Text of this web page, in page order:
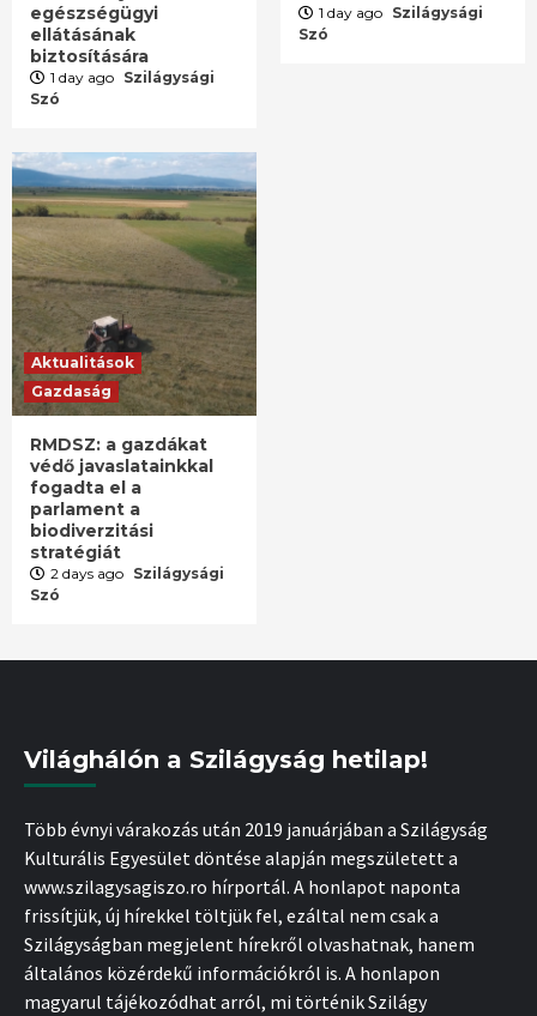
egészségügyi
ellátásának
biztosítására
1 day ago Szilágysági
Szó
1 day ago Szilágysági
Szó
Aktualitások
Gazdaság
RMDSZ: a gazdákat
védő javaslatainkkal
fogadta el a
parlament a
biodiverzitási
stratégiát
2 days ago Szilágysági
Szó
Világhálón a Szilágyság hetilap!
Több évnyi várakozás után 2019 januárjában a Szilágyság
Kulturális Egyesület döntése alapján megszületett a
www.szilagysagiszo.ro hírportál. A honlapot naponta
frissítjük, új hírekkel töltjük fel, ezáltal nem csak a
Szilágyságban megjelent hírekről olvashatnak, hanem
általános közérdekű információkról is. A honlapon
magyarul tájékozódhat arról, mi történik Szilágy